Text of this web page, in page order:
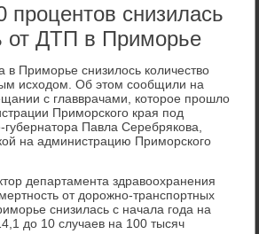
процентов снизилась
от ДТП в Приморье
в Приморье снизилось количество
исходом. Об этом сообщили на
с главврачами, которое прошло
Приморского края под
губернатора Павла Серебрякова,
на администрацию Приморского
департамента здравоохранения
от дорожно-транспортных
снизилась с начала года на
до 10 случаев на 100 тысяч